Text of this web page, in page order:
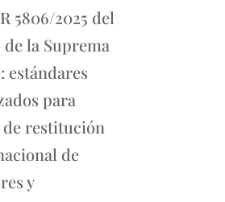
5806/2025 del
de la Suprema
estándares
para
de restitución
de
y